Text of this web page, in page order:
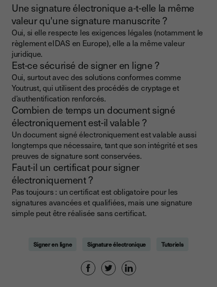
Une signature électronique a-t-elle la même
valeur qu'une signature manuscrite ?
Oui, si elle respecte les exigences légales (notamment le
règlement eIDAS en Europe), elle a la même valeur
juridique.
Est-ce sécurisé de signer en ligne ?
Oui, surtout avec des solutions conformes comme
Youtrust, qui utilisent des procédés de cryptage et
d’authentification renforcés.
Combien de temps un document signé
électroniquement est-il valable ?
Un document signé électroniquement est valable aussi
longtemps que nécessaire, tant que son intégrité et ses
preuves de signature sont conservées.
Faut-il un certificat pour signer
électroniquement ?
Pas toujours : un certificat est obligatoire pour les
signatures avancées et qualifiées, mais une signature
simple peut être réalisée sans certificat.
Signer en ligne Signature électronique Tutoriels